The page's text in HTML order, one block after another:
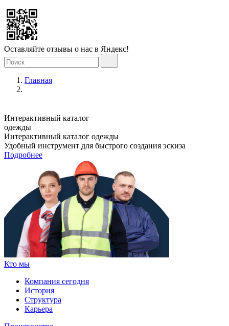
Оставляйте отзывы о нас в Яндекс!
Главная
Интерактивный каталог
одежды
Интерактивный каталог одежды
Удобный инструмент для быстрого создания эскиза
Подробнее
Кто мы
Компания сегодня
История
Структура
Карьера